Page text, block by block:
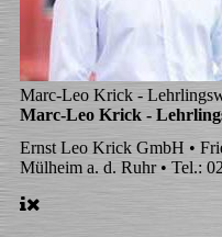
Marc-Leo Krick -
Marc-Leo Krick -
Ernst Leo Krick GmbH •
Mülheim a. d. Ruhr • Tel.: